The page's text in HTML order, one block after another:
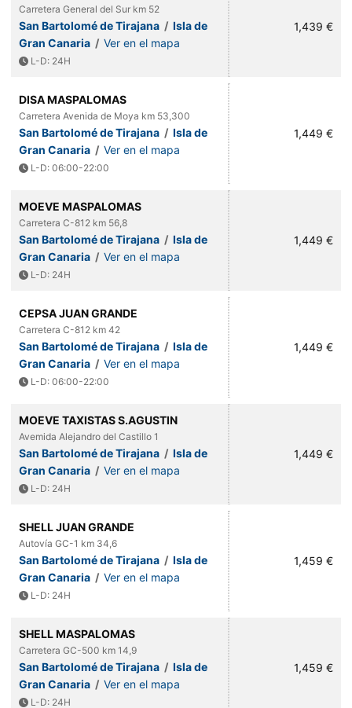
Carretera General del Sur km 52
San Bartolomé de Tirajana / Isla de
Gran Canaria / Ver en el mapa
L-D: 24H
1,439 €
DISA MASPALOMAS
Carretera Avenida de Moya km 53,300
San Bartolomé de Tirajana / Isla de
Gran Canaria / Ver en el mapa
L-D: 06:00-22:00
1,449 €
MOEVE MASPALOMAS
Carretera C-812 km 56,8
San Bartolomé de Tirajana / Isla de
Gran Canaria / Ver en el mapa
L-D: 24H
1,449 €
CEPSA JUAN GRANDE
Carretera C-812 km 42
San Bartolomé de Tirajana / Isla de
Gran Canaria / Ver en el mapa
L-D: 06:00-22:00
1,449 €
MOEVE TAXISTAS S.AGUSTIN
Avemida Alejandro del Castillo 1
San Bartolomé de Tirajana / Isla de
Gran Canaria / Ver en el mapa
L-D: 24H
1,449 €
SHELL JUAN GRANDE
Autovía GC-1 km 34,6
San Bartolomé de Tirajana / Isla de
Gran Canaria / Ver en el mapa
L-D: 24H
1,459 €
SHELL MASPALOMAS
Carretera GC-500 km 14,9
San Bartolomé de Tirajana / Isla de
Gran Canaria / Ver en el mapa
L-D: 24H
1,459 €